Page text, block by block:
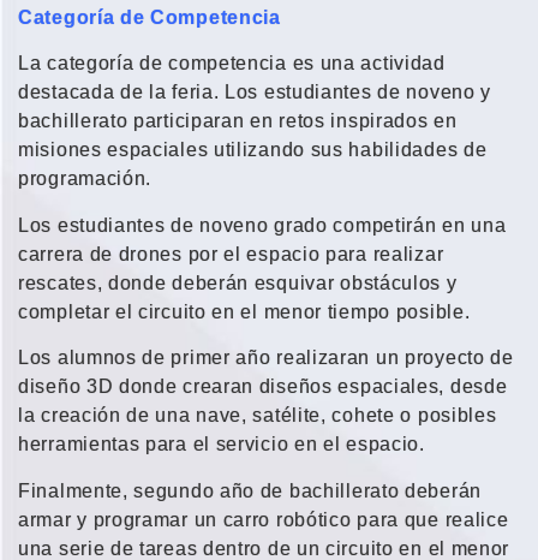
Categoría de Competencia
La categoría de competencia es una actividad
destacada de la feria. Los estudiantes de noveno y
bachillerato participaran en retos inspirados en
misiones espaciales utilizando sus habilidades de
programación.
Los estudiantes de noveno grado competirán en una
carrera de drones por el espacio para realizar
rescates, donde deberán esquivar obstáculos y
completar el circuito en el menor tiempo posible.
Los alumnos de primer año realizaran un proyecto de
diseño 3D donde crearan diseños espaciales, desde
la creación de una nave, satélite, cohete o posibles
herramientas para el servicio en el espacio.
Finalmente, segundo año de bachillerato deberán
armar y programar un carro robótico para que realice
una serie de tareas dentro de un circuito en el menor